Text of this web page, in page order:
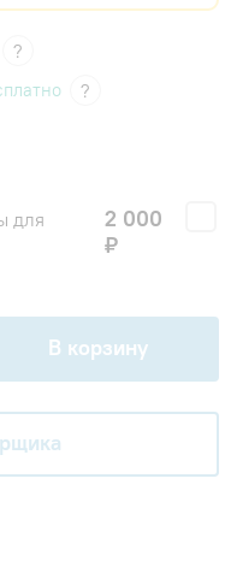
?
?
для
2 000
₽
В корзину